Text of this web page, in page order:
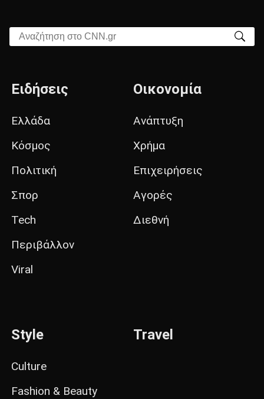
Αναζήτηση στο CNN.gr
Ειδήσεις
Ελλάδα
Κόσμος
Πολιτική
Σπορ
Tech
Περιβάλλον
Viral
Οικονομία
Ανάπτυξη
Χρήμα
Επιχειρήσεις
Αγορές
Διεθνή
Style
Culture
Fashion & Beauty
Travel